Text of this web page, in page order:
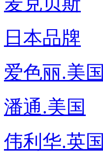
日本品牌
爱色丽.美国
潘通.美国
伟利华.英国